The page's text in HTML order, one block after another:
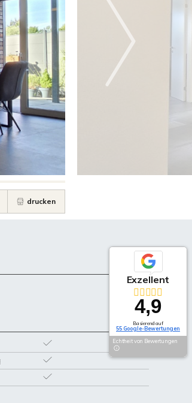
drucken
Exzellent
4,9
Basierend auf
55 Google-Bewertungen
Echtheit von Bewertungen